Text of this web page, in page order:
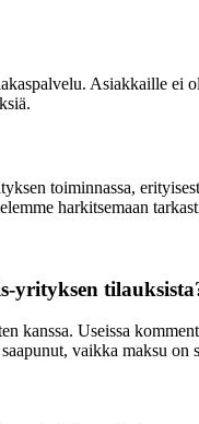
Asiakkaille
toiminnassa,
harkitsemaan
yrityksen
kanssa. Useissa
vaikka maksu on